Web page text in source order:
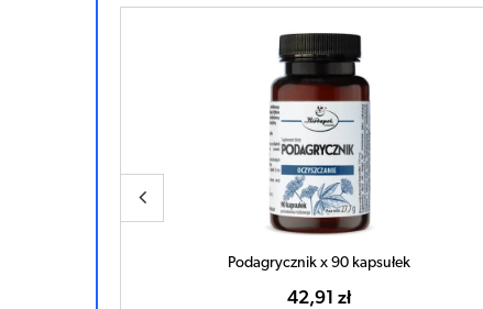
Podagrycznik x 90 kapsułek
42,91 zł